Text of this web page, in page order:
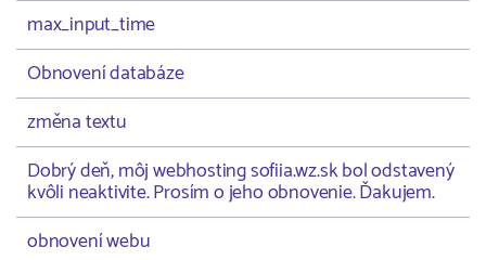
max_input_time
Obnovení databáze
změna textu
Dobrý deň, môj webhosting sofiia.wz.sk bol odstavený
kvôli neaktivite. Prosím o jeho obnovenie. Ďakujem.
obnovení webu